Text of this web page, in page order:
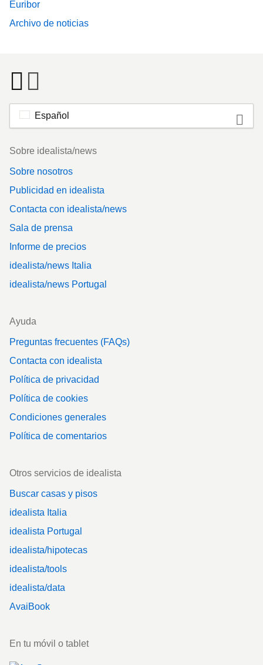
Euribor
Archivo de noticias
Español
Footer
Sobre idealista/news
Sobre nosotros
Publicidad en idealista
Contacta con idealista/news
Sala de prensa
Informe de precios
idealista/news Italia
idealista/news Portugal
Ayuda
Preguntas frecuentes (FAQs)
Contacta con idealista
Política de privacidad
Política de cookies
Condiciones generales
Política de comentarios
Otros servicios de idealista
Buscar casas y pisos
idealista Italia
idealista Portugal
idealista/hipotecas
idealista/tools
idealista/data
AvaiBook
En tu móvil o tablet